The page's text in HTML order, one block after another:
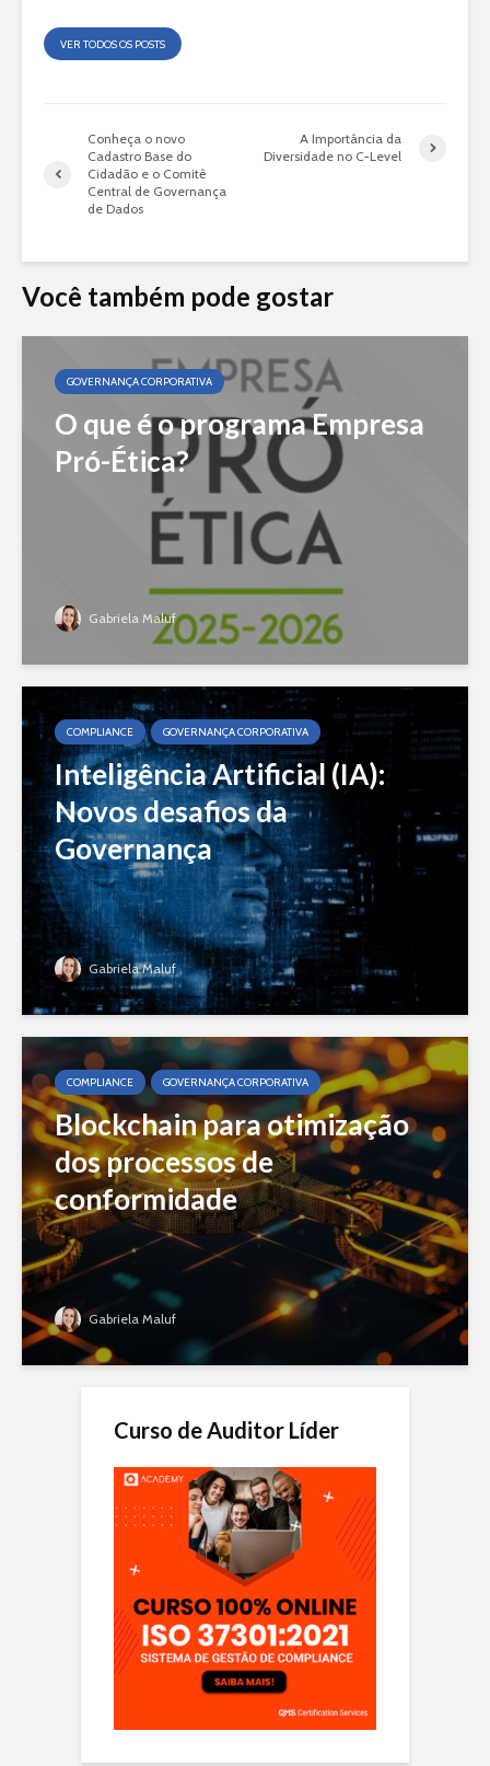
VER TODOS OS POSTS
Conheça o novo
Cadastro Base do
Cidadão e o Comitê
Central de Governança
de Dados
A Importância da
Diversidade no C-Level
Você também pode gostar
GOVERNANÇA CORPORATIVA
O que é o programa Empresa
Pró-Ética?
Gabriela Maluf
COMPLIANCE GOVERNANÇA CORPORATIVA
Inteligência Artificial (IA):
Novos desafios da
Governança
Gabriela Maluf
COMPLIANCE GOVERNANÇA CORPORATIVA
Blockchain para otimização
dos processos de
conformidade
Gabriela Maluf
Curso de Auditor Líder